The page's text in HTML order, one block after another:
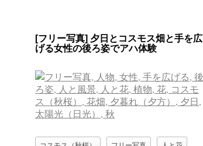
[フリー写真] 夕日とコスモス畑と手を広
げる女性の後ろ姿でアハ体験